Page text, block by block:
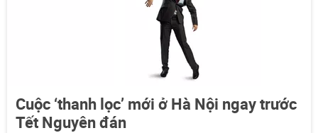
Cuộc ‘thanh lọc’ mới ở Hà Nội ngay trước
Tết Nguyên đán